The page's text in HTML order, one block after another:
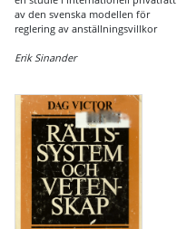
av den svenska modellen för
reglering av anställningsvillkor
Erik Sinander